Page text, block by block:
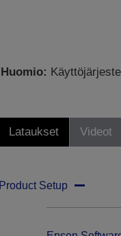
Huomio:
Lataukset Videot
Product Setup